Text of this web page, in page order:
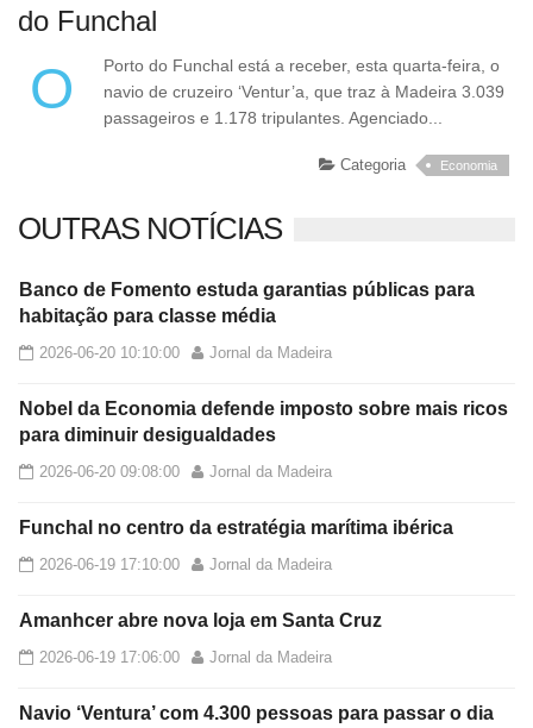
do Funchal
O Porto do Funchal está a receber, esta quarta-feira, o
navio de cruzeiro ‘Ventur’a, que traz à Madeira 3.039
passageiros e 1.178 tripulantes. Agenciado...
Categoria Economia
OUTRAS NOTÍCIAS
Banco de Fomento estuda garantias públicas para
habitação para classe média
2026-06-20 10:10:00 Jornal da Madeira
Nobel da Economia defende imposto sobre mais ricos
para diminuir desigualdades
2026-06-20 09:08:00 Jornal da Madeira
Funchal no centro da estratégia marítima ibérica
2026-06-19 17:10:00 Jornal da Madeira
Amanhcer abre nova loja em Santa Cruz
2026-06-19 17:06:00 Jornal da Madeira
Navio ‘Ventura’ com 4.300 pessoas para passar o dia